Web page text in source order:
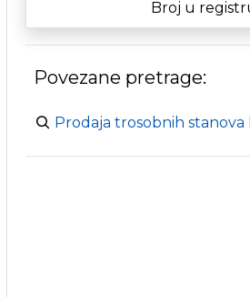
Broj u
Povezane pretrage:
Prodaja trosobnih stanova